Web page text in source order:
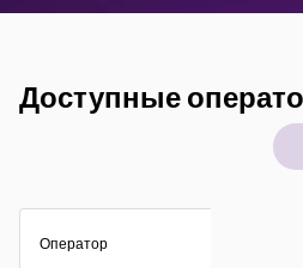
Язык
Доступные
Оператор